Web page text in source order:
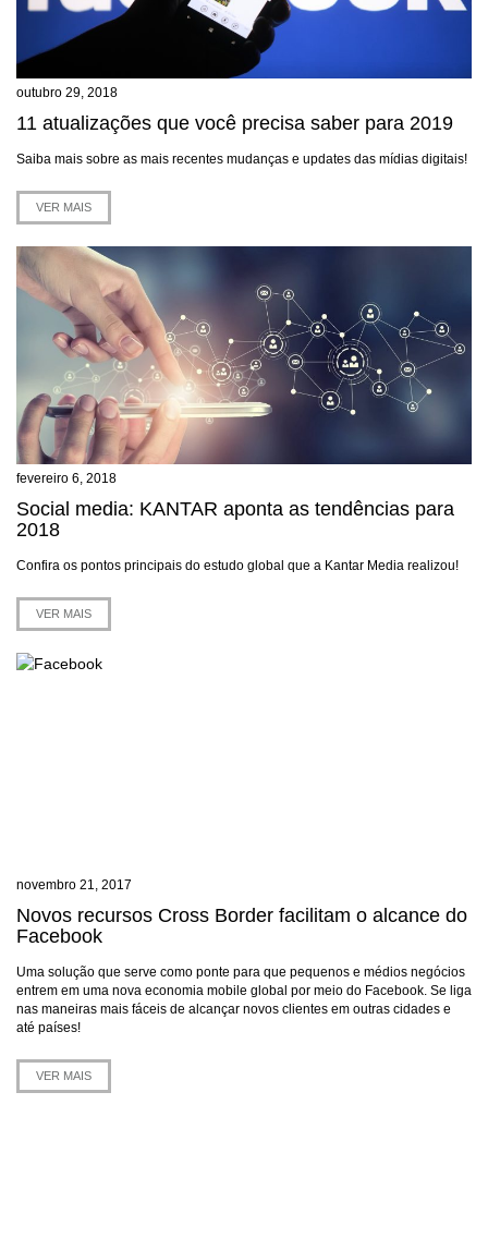
outubro 29, 2018
11 atualizações que você precisa saber para 2019
Saiba mais sobre as mais recentes mudanças e updates das mídias digitais!
VER MAIS
fevereiro 6, 2018
Social media: KANTAR aponta as tendências para
2018
Confira os pontos principais do estudo global que a Kantar Media realizou!
VER MAIS
novembro 21, 2017
Novos recursos Cross Border facilitam o alcance do
Facebook
Uma solução que serve como ponte para que pequenos e médios negócios
entrem em uma nova economia mobile global por meio do Facebook. Se liga
nas maneiras mais fáceis de alcançar novos clientes em outras cidades e
até países!
VER MAIS